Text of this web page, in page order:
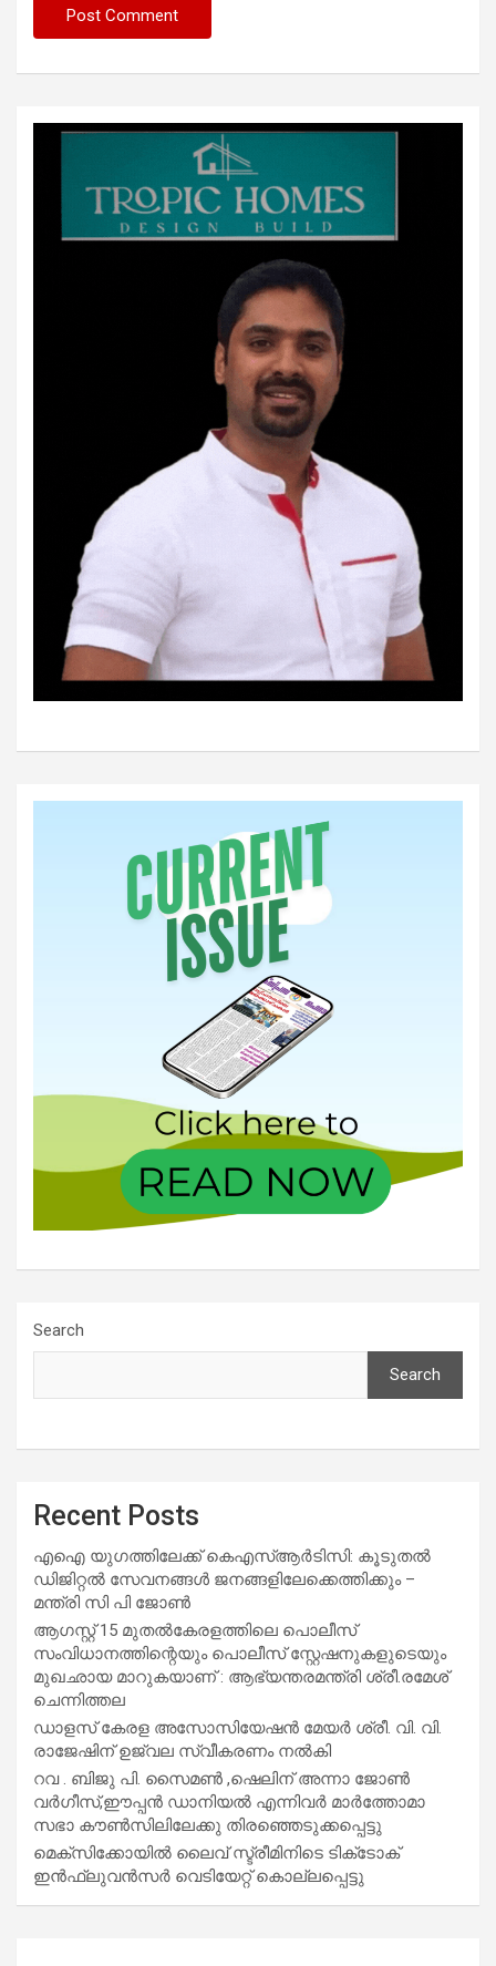
Search
Search
Recent Posts
എഐ യുഗത്തിലേക്ക് കെഎസ്ആർടിസി: കൂടുതൽ
ഡിജിറ്റൽ സേവനങ്ങൾ ജനങ്ങളിലേക്കെത്തിക്കും –
മന്ത്രി സി പി ജോൺ
ആഗസ്റ്റ് 15 മുതല്‍കേരളത്തിലെ പൊലീസ്
സംവിധാനത്തിന്റെയും പൊലീസ് സ്റ്റേഷനുകളുടെയും
മുഖഛായ മാറുകയാണ് : ആഭ്യന്തരമന്ത്രി ശ്രീ.രമേശ്
ചെന്നിത്തല
ഡാളസ് കേരള അസോസിയേഷൻ മേയർ ശ്രീ. വി. വി.
രാജേഷിന് ഉജ്വല സ്വീകരണം നൽകി
റവ . ബിജു പി. സൈമൺ ,ഷെലിന് അന്നാ ജോൺ
വർഗീസ്,ഈപ്പൻ ഡാനിയൽ എന്നിവർ മാർത്തോമാ
സഭാ കൗൺസിലിലേക്കു തിരഞ്ഞെടുക്കപ്പെട്ടു
മെക്സിക്കോയിൽ ലൈവ് സ്ട്രീമിനിടെ ടിക്‌ടോക്
ഇൻഫ്ലുവൻസർ വെടിയേറ്റ് കൊല്ലപ്പെട്ടു